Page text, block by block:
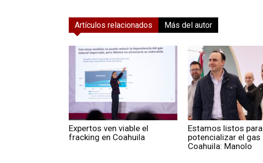
Artículos relacionados Más del autor
Expertos ven viable el
fracking en Coahuila
Estamos listos para
potencializar el gas
Coahuila: Manolo